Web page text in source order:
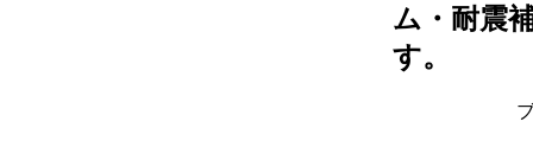
ム・耐震
す。